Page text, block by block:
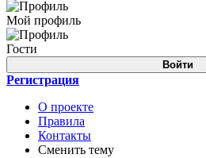
Мой профиль
Гости
Войти
Регистрация
О проекте
Правила
Контакты
Сменить тему